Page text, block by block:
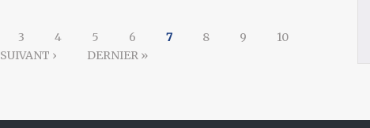
3 4 5 6 7 8 9
10
SUIVANT › DERNIER »